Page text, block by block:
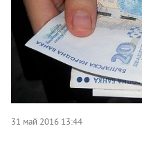
31 май 2016 13:44